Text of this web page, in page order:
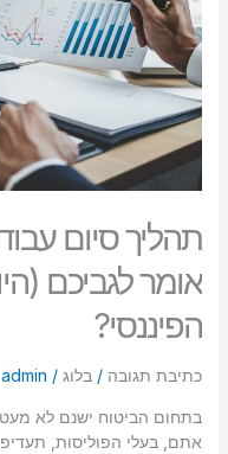
font_download סמן קישורים
תהליך סיום
אומר לגביכם
הפיננסי?
כתיבת תגובה / בלוג/
admin
בתחום הביטוח ישנם לא
אתם, בעלי הפוליסות,
הוא
ומה
זה
אומר
לגביכם
(היום
ובעתיד)
מהאספקט